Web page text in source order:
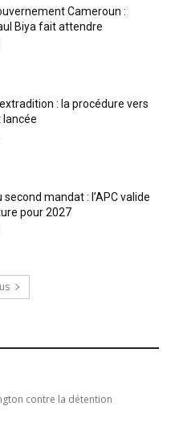
Cameroun :
Biya fait attendre
: la procédure vers
lancée
second mandat : l’APC valide
pour 2027